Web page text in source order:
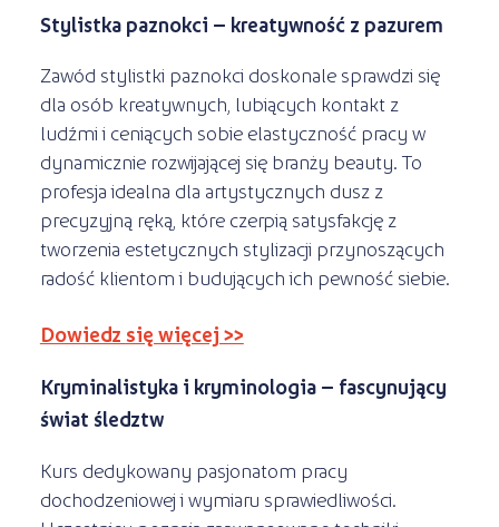
Stylistka paznokci – kreatywność z pazurem
Zawód stylistki paznokci doskonale sprawdzi się
dla osób kreatywnych, lubiących kontakt z
ludźmi i ceniących sobie elastyczność pracy w
dynamicznie rozwijającej się branży beauty. To
profesja idealna dla artystycznych dusz z
precyzyjną ręką, które czerpią satysfakcję z
tworzenia estetycznych stylizacji przynoszących
radość klientom i budujących ich pewność siebie.
Dowiedz się więcej >>
Kryminalistyka i kryminologia – fascynujący
świat śledztw
Kurs dedykowany pasjonatom pracy
dochodzeniowej i wymiaru sprawiedliwości.